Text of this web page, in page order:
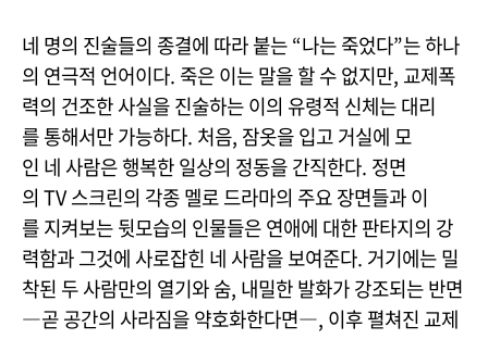
네 명의 진술들의 종결에 따라 붙는 “나는 죽었다”는 하나
의 연극적 언어이다. 죽은 이는 말을 할 수 없지만, 교제폭
력의 건조한 사실을 진술하는 이의 유령적 신체는 대리
를 통해서만 가능하다. 처음, 잠옷을 입고 거실에 모
인 네 사람은 행복한 일상의 정동을 간직한다. 정면
의 TV 스크린의 각종 멜로 드라마의 주요 장면들과 이
를 지켜보는 뒷모습의 인물들은 연애에 대한 판타지의 강
력함과 그것에 사로잡힌 네 사람을 보여준다. 거기에는 밀
착된 두 사람만의 열기와 숨, 내밀한 발화가 강조되는 반면
―곧 공간의 사라짐을 약호화한다면―, 이후 펼쳐진 교제